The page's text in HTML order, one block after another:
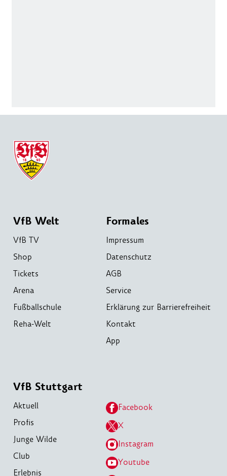
VfB Welt
VfB TV
Shop
Tickets
Arena
Fußballschule
Reha-Welt
Formales
Impressum
Datenschutz
AGB
Service
Erklärung zur Barrierefreiheit
Kontakt
App
VfB Stuttgart
Aktuell
Profis
Junge Wilde
Club
Erlebnis
Facebook
X
Instagram
Youtube